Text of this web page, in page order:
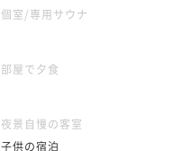
個室/専用サウナ
部屋で夕食
夜景自慢の客室
子供の宿泊